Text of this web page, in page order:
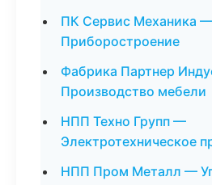
ПК Сервис Механика —
Приборостроение
Фабрика Партнер
Производство мебели
НПП Техно Групп —
Электротехническое
НПП Пром Металл —